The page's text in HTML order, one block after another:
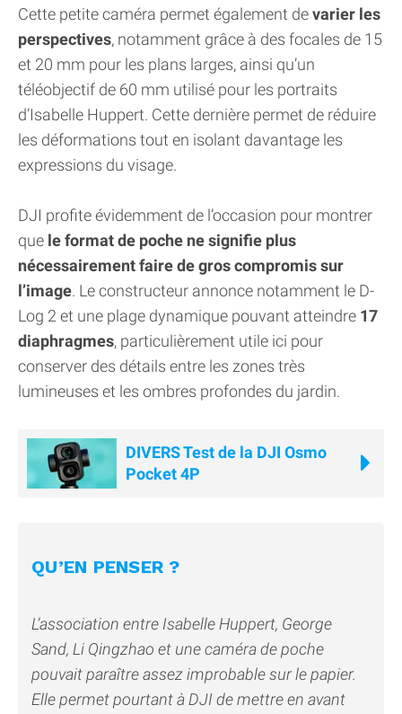
Cette petite caméra permet également devarier les
perspectives, notamment grâce à des focales de 15
et 20 mm pour les plans larges, ainsi qu’un
téléobjectif de 60 mm utilisé pour les portraits
d’Isabelle Huppert. Cette dernière permet de réduire
les déformations tout en isolant davantage les
expressions du visage.
DJI profite évidemment de l’occasion pour montrer
que le format de poche ne signifie plus
nécessairement faire de gros compromis sur
l’image. Le constructeur annonce notamment le D-
Log 2 et une plage dynamique pouvant atteindre 17
diaphragmes, particulièrement utile ici pour
conserver des détails entre les zones très
lumineuses et les ombres profondes du jardin.
DIVERS Test de la DJI Osmo
Pocket 4P
QU’EN PENSER ?
L’association entre Isabelle Huppert, George
Sand, Li Qingzhao et une caméra de poche
pouvait paraître assez improbable sur le papier.
Elle permet pourtant à DJI de mettre en avant